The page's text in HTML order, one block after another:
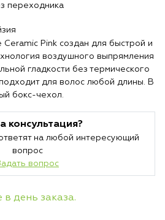
переходника
Ceramic Pink создан для быстрой и
воздушного выпрямления
гладкости без термического
для волос любой длины. В
бокс-чехол.
консультация?
на любой интересующий
вопрос
вопрос
день заказа.